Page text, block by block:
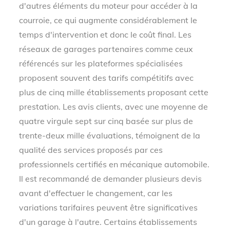
d'autres éléments du moteur pour accéder à la
courroie, ce qui augmente considérablement le
temps d'intervention et donc le coût final. Les
réseaux de garages partenaires comme ceux
référencés sur les plateformes spécialisées
proposent souvent des tarifs compétitifs avec
plus de cinq mille établissements proposant cette
prestation. Les avis clients, avec une moyenne de
quatre virgule sept sur cinq basée sur plus de
trente-deux mille évaluations, témoignent de la
qualité des services proposés par ces
professionnels certifiés en mécanique automobile.
Il est recommandé de demander plusieurs devis
avant d'effectuer le changement, car les
variations tarifaires peuvent être significatives
d'un garage à l'autre. Certains établissements